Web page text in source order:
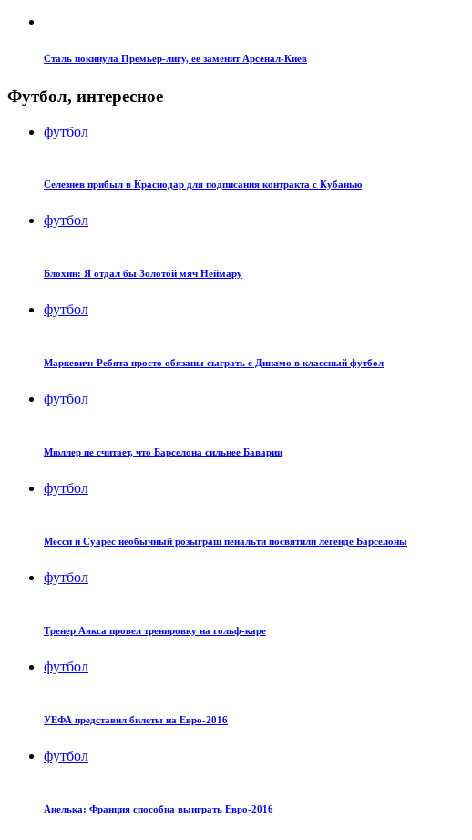
Сталь покинула Премьер-лигу, ее заменит Арсенал-Киев
Футбол, интересное
футбол
Селезнев прибыл в Краснодар для подписания контракта с Кубанью
футбол
Блохин: Я отдал бы Золотой мяч Неймару
футбол
Маркевич: Ребята просто обязаны сыграть с Динамо в классный футбол
футбол
Мюллер не считает, что Барселона сильнее Баварии
футбол
Месси и Суарес необычный розыграш пенальти посвятили легенде Барселоны
футбол
Тренер Аякса провел тренировку на гольф-каре
футбол
УЕФА представил билеты на Евро-2016
футбол
Анелька: Франция способна выиграть Евро-2016